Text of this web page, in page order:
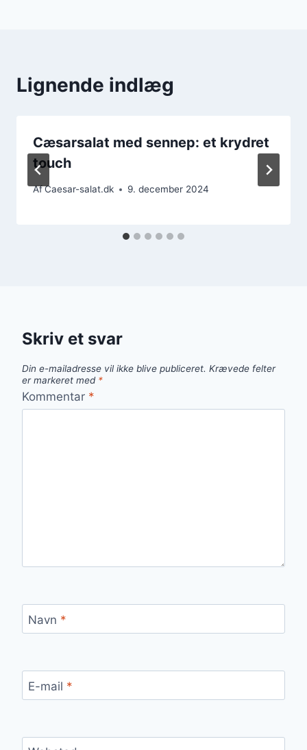
Lignende indlæg
Cæsarsalat med sennep: et krydret
touch
AfCaesar-salat.dk 9. december 2024
Skriv et svar
Din e-mailadresse vil ikke blive publiceret. Krævede felter
er markeret med *
Kommentar *
Navn *
E-mail *